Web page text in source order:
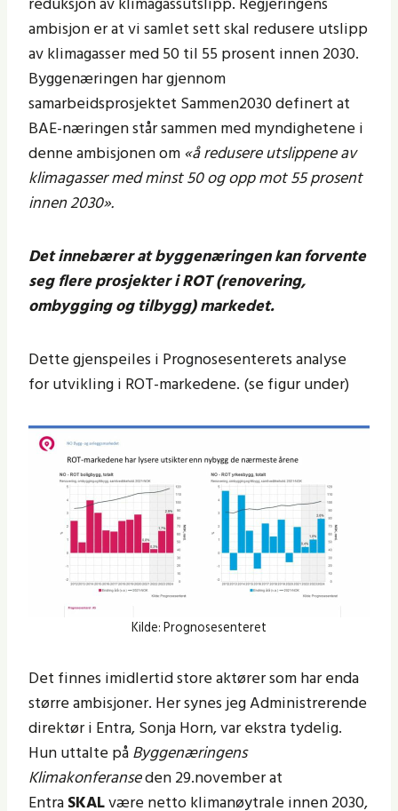
ambisjon er at vi samlet sett skal redusere utslipp
av klimagasser med 50 til 55 prosent innen 2030.
Byggenæringen har gjennom
samarbeidsprosjektet Sammen2030 definert at
BAE-næringen står sammen med myndighetene i
denne ambisjonen om«å redusere utslippene av
klimagasser med minst 50 og opp mot 55 prosent
innen 2030».
Det innebærer at byggenæringen kan forvente
seg flere prosjekter i ROT (renovering,
ombygging og tilbygg) markedet.
Dette gjenspeiles i Prognosesenterets analyse
for utvikling i ROT-markedene. (se figur under)
Kilde: Prognosesenteret
Det finnes imidlertid store aktører som har enda
større ambisjoner. Her synes jeg Administrerende
direktør i Entra, Sonja Horn, var ekstra tydelig.
Hun uttalte påByggenæringens
Klimakonferanseden 29.november at
EntraSKALvære netto klimanøytrale innen 2030,